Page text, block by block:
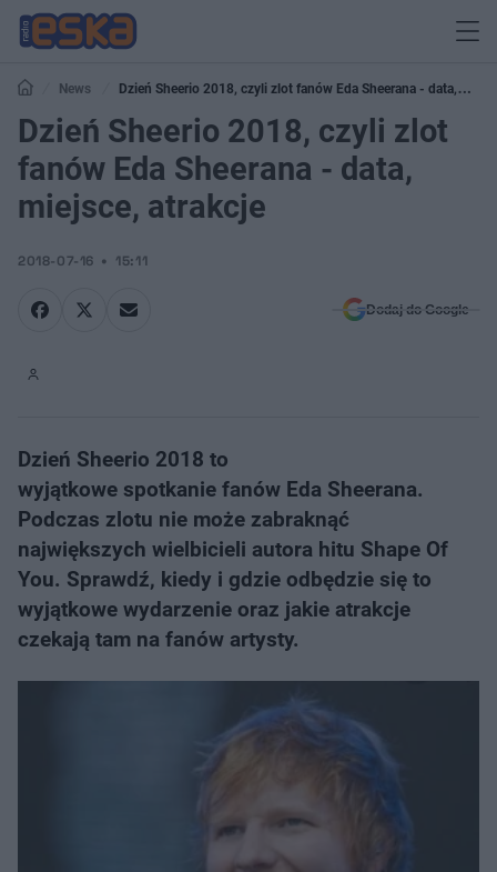
News
Dzień Sheerio 2018, czyli zlot fanów Eda Sheerana - data,
miejsce, atrakcje
Dzień Sheerio 2018, czyli zlot
fanów Eda Sheerana - data,
miejsce, atrakcje
2018-07-16 15:11
Dodaj do Google
Dzień Sheerio 2018 to
wyjątkowe spotkanie fanów Eda Sheerana.
Podczas zlotu nie może zabraknąć
największych wielbicieli autora hitu Shape Of
You. Sprawdź, kiedy i gdzie odbędzie się to
wyjątkowe wydarzenie oraz jakie atrakcje
czekają tam na fanów artysty.